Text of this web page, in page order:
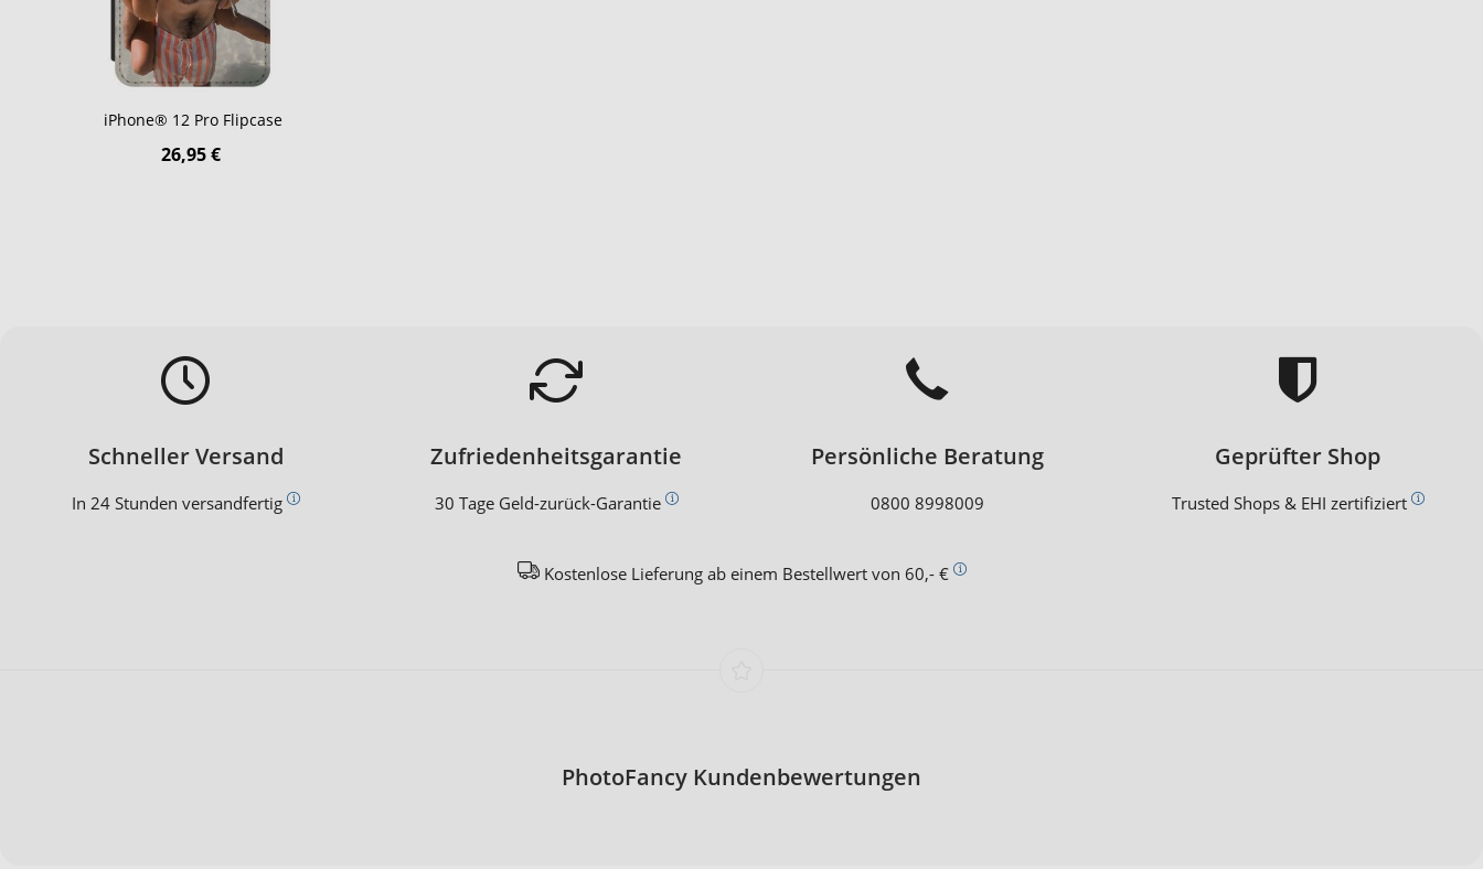
iPhone® 12 Pro Flipcase
26,95 €
Schneller Versand
In 24 Stunden versandfertig
Zufriedenheitsgarantie
30 Tage Geld-zurück-Garantie
Persönliche Beratung
0800 8998009
Geprüfter Shop
Trusted Shops & EHI zertifiziert
Kostenlose Lieferung ab einem Bestellwert von 60,- €
PhotoFancy Kundenbewertungen